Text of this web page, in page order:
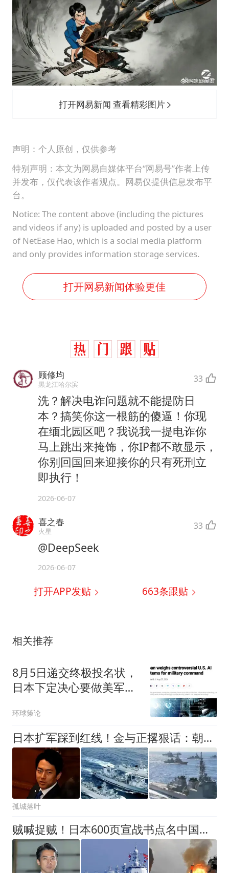
打开网易新闻 查看精彩图片
声明：个人原创，仅供参考
特别声明：本文为网易自媒体平台“网易号”作者上传
并发布，仅代表该作者观点。网易仅提供信息发布平
台。
Notice: The content above (including the pictures
and videos if any) is uploaded and posted by a user
of NetEase Hao, which is a social media platform
and only provides information storage services.
打开网易新闻体验更佳
顾修均
黑龙江哈尔滨 33
洗？解决电诈问题就不能提防日
本？搞笑你这一根筋的傻逼！你现
在缅北园区吧？我说我一提电诈你
马上跳出来掩饰，你IP都不敢显示，
你别回国回来迎接你的只有死刑立
即执行！
2026-06-07
喜之春
火星 33
@DeepSeek
2026-06-07
打开APP发贴 663条跟贴
相关推荐
8月5日递交终极投名状，
日本下定决心要做美军敢
环球策论
日本扩军踩到红线！金与正撂狠话：朝鲜将有“更明确军事选项”！
孤城落叶
贼喊捉贼！日本600页宣战书点名中国？扩军借口藏不住了